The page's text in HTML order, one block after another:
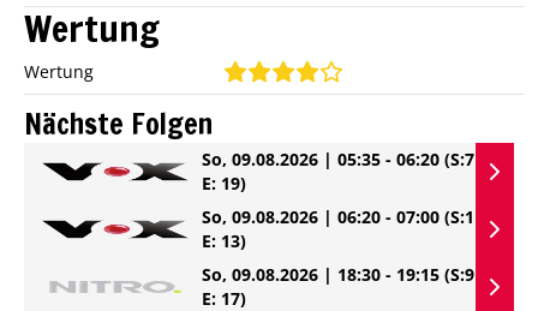
Wertung
Wertung
Nächste Folgen
So, 09.08.2026 | 05:35 - 06:20 (S:7
E: 19)
So, 09.08.2026 | 06:20 - 07:00 (S:1
E: 13)
So, 09.08.2026 | 18:30 - 19:15 (S:9
E: 17)